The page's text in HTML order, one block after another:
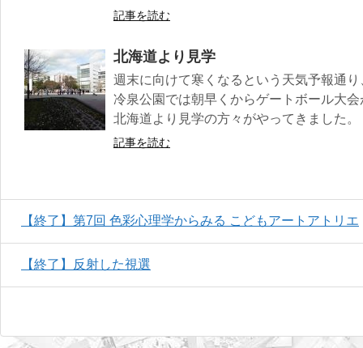
記事を読む
北海道より見学
週末に向けて寒くなるという天気予報通
冷泉公園では朝早くからゲートボール大
北海道より見学の方々がやってきました。
記事を読む
【終了】第7回 色彩心理学からみる こどもアートアトリエ
【終了】反射した視選